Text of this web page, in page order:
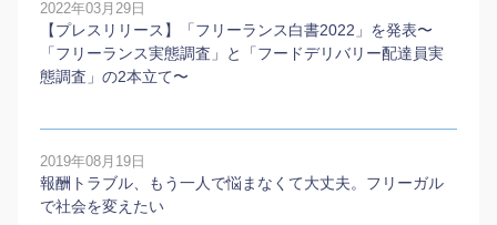
2022年03月29日
【プレスリリース】「フリーランス白書2022」を発表〜
「フリーランス実態調査」と「フードデリバリー配達員実
態調査」の2本⽴て〜
2019年08月19日
報酬トラブル、もう一人で悩まなくて大丈夫。フリーガル
で社会を変えたい